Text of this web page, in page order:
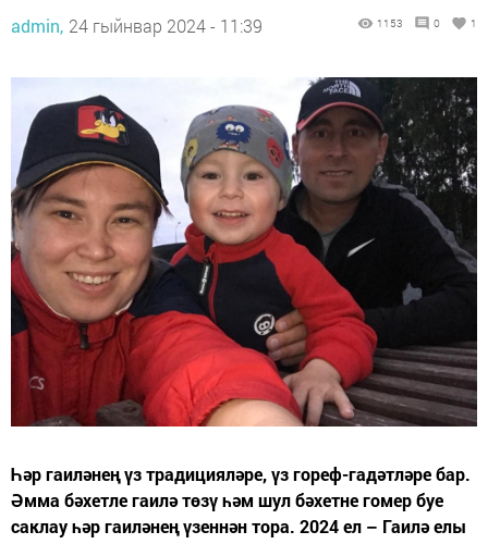
admin, 24 гыйнвар 2024 - 11:39 1153 0 1
Һәр гаиләнең үз традицияләре, үз гореф-гадәтләре бар.
Әмма бәхетле гаилә төзү һәм шул бәхетне гомер буе
саклау һәр гаиләнең үзеннән тора. 2024 ел – Гаилә елы